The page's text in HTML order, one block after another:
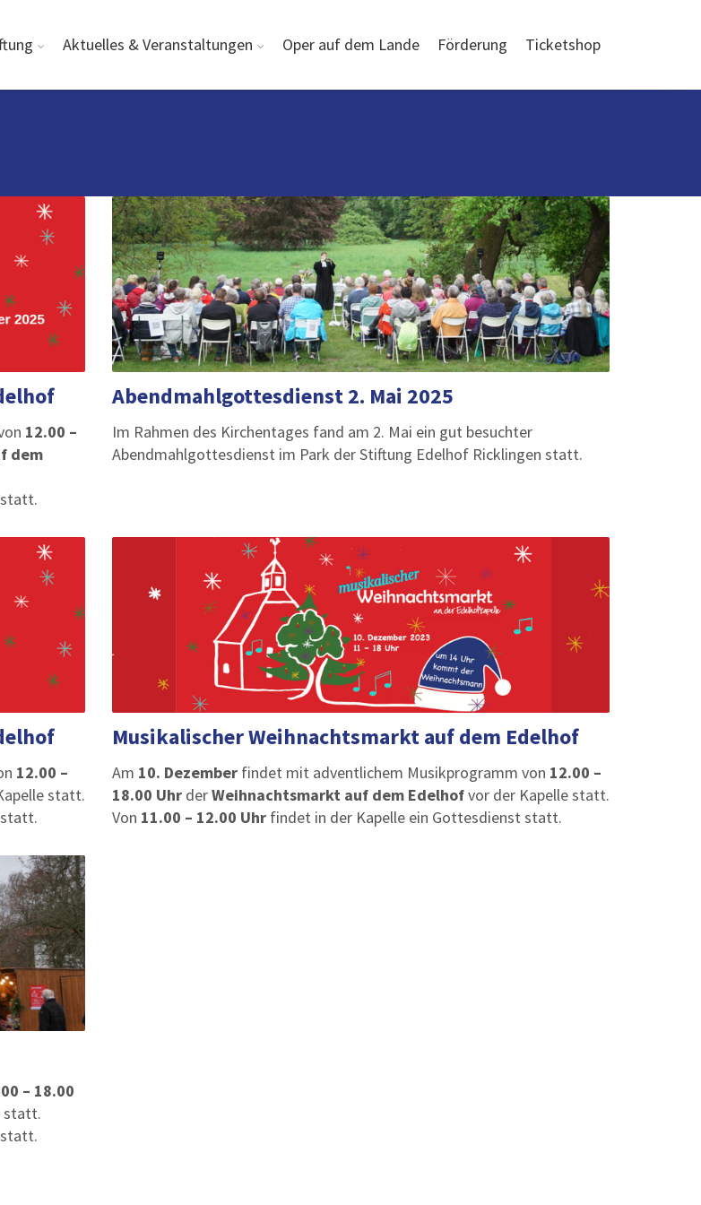
Aktuelles & Veranstaltungen Oper auf dem Lande Förderung Ticketshop
12.00 –
dem
Abendmahlgottesdienst 2. Mai 2025
Im Rahmen des Kirchentages fand am 2. Mai ein gut besuchter
Abendmahlgottesdienst im Park der Stiftung Edelhof Ricklingen statt.
12.00 –
statt.
Musikalischer Weihnachtsmarkt auf dem Edelhof
Am 10. Dezember findet mit adventlichem Musikprogramm von 12.00 –
18.00 Uhr derWeihnachtsmarkt auf dem Edelhofvor der Kapelle statt.
Von 11.00 – 12.00 Uhr findet in der Kapelle ein Gottesdienst statt.
– 18.00
statt.